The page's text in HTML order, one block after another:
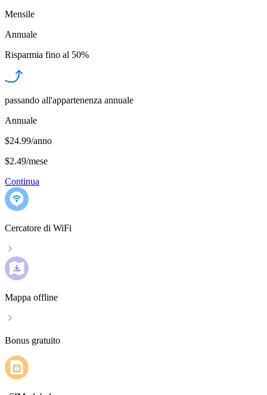
Mensile
Annuale
Risparmia fino al 50%
passando all'appartenenza annuale
Annuale
$24.99/anno
$2.49/mese
Continua
Cercatore di WiFi
Mappa offline
Bonus gratuito